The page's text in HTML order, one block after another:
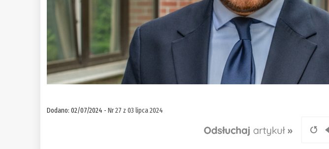
Dodano: 02/07/2024 -Nr 27 z 03 lipca 2024